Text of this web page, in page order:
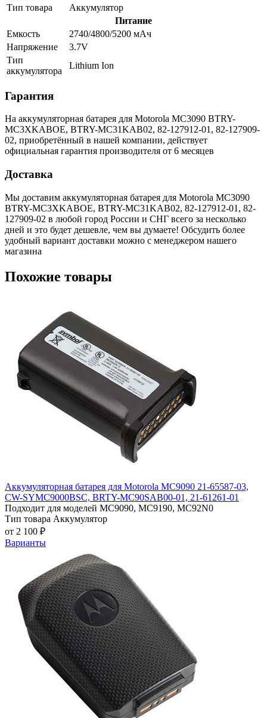
Тип товара
Аккумулятор
Питание
Емкость
2740/4800/5200 мАч
Напряжение
3.7V
Тип
аккумулятора
Lithium Ion
Гарантия
На аккумуляторная батарея для Motorola MC3090 BTRY-
MC3XKABOE, BTRY-MC31KAB02, 82-127912-01, 82-127909-
02, приобретённый в нашей компании, действует
официальная гарантия производителя от 6 месяцев
Доставка
Мы доставим аккумуляторная батарея для Motorola MC3090
BTRY-MC3XKABOE, BTRY-MC31KAB02, 82-127912-01, 82-
127909-02 в любой город России и СНГ всего за несколько
дней и это будет дешевле, чем вы думаете! Обсудить более
удобный вариант доставки можно с менеджером нашего
магазина
Похожие товары
Аккумуляторная батарея для Motorola MC9090 21-65587-03,
CW-SYMC9000BSC, BRTY-MC90SAB00-01, 21-61261-01
Подходит для моделей MC9090, MC9190, MC92N0
Тип товара Аккумулятор
от 2 100 ₽
Варианты